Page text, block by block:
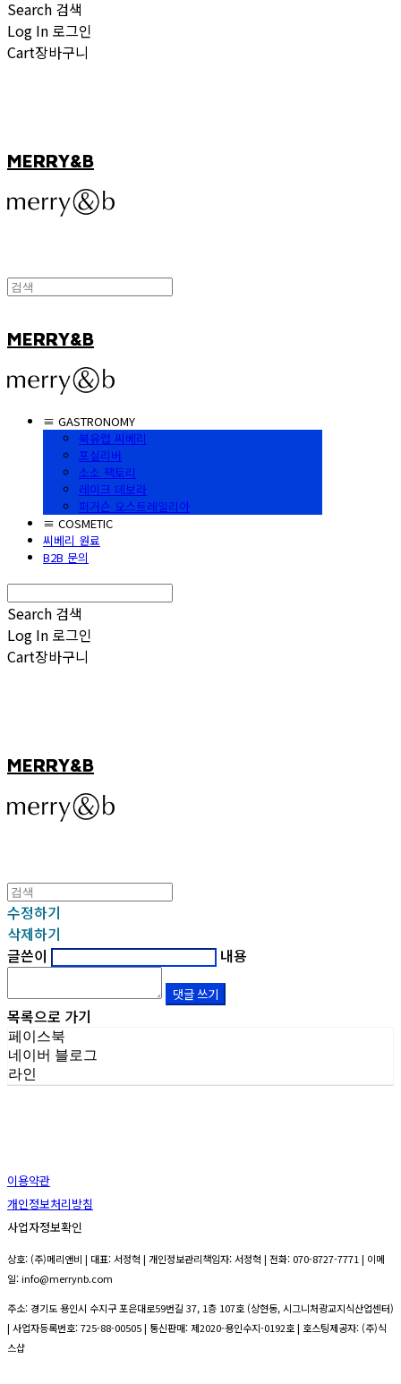
Search 검색
Log In 로그인
Cart장바구니
MERRY&B
MERRY&B
≡ GASTRONOMY
북유럽 씨베리
포실리버
소소 팩토리
레이크 데보라
퍼거슨 오스트레일리아
≡ COSMETIC
씨베리 원료
B2B 문의
Search 검색
Log In 로그인
Cart장바구니
MERRY&B
수정하기
삭제하기
글쓴이
내용
댓글 쓰기
목록으로 가기
페이스북
네이버 블로그
라인
이용약관
개인정보처리방침
사업자정보확인
상호: (주)메리앤비 | 대표: 서정혁 | 개인정보관리책임자: 서정혁 | 전화: 070-8727-7771 | 이메
일: info@merrynb.com
주소: 경기도 용인시 수지구 포은대로59번길 37, 1층 107호 (상현동, 시그니처광교지식산업센터)
| 사업자등록번호:725-88-00505| 통신판매:제2020-용인수지-0192호| 호스팅제공자: (주)식
스샵